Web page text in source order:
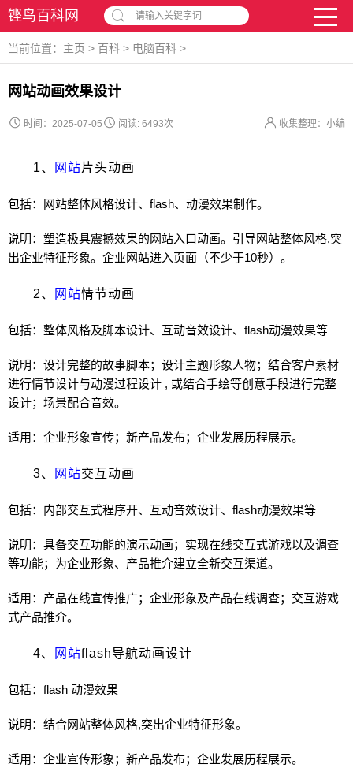
铿鸟百科网 请输入关键字词
当前位置： 主页 > 百科 > 电脑百科 >
网站动画效果设计
时间：2025-07-05 收集整理：小编
阅读: 6493次
1、 网站片头动画
包括： 网站整体风格设计、flash、动漫效果制作。
说明：塑造极具震撼效果的网站入口动画。引导网站整体风格,突
出企业特征形象。企业网站进入页面（不少于10秒）。
2、 网站情节动画
包括：整体风格及脚本设计、互动音效设计、flash动漫效果等
说明：设计完整的故事脚本；设计主题形象人物；结合客户素材
进行情节设计与动漫过程设计 , 或结合手绘等创意手段进行完整
设计；场景配合音效。
适用：企业形象宣传；新产品发布；企业发展历程展示。
3、 网站交互动画
包括：内部交互式程序开、互动音效设计、flash动漫效果等
说明：具备交互功能的演示动画；实现在线交互式游戏以及调查
等功能；为企业形象、产品推介建立全新交互渠道。
适用：产品在线宣传推广；企业形象及产品在线调查；交互游戏
式产品推介。
4、 网站flash导航动画设计
包括：flash 动漫效果
说明：结合网站整体风格,突出企业特征形象。
适用：企业宣传形象；新产品发布；企业发展历程展示。